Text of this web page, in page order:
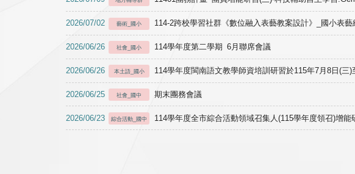
2026/07/02 藝術_國小 114-2跨校學習社群《數位融入表藝教案設計》_國小表藝
2026/06/26 社會_國小 114學年度第二學期 6月聯席會議
2026/06/26 本土語_國小 114學年度閩南語文教學師資培訓研習於115年7月8日(三
2026/06/25 社會_國中 期末團務會議
2026/06/23 綜合活動_國中 114學年度全市綜合活動領域召集人(115學年度領召)增能